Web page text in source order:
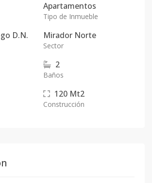
Apartamentos
Tipo de Inmueble
D.N. Mirador Norte
Sector
2
Baños
120 Mt2
Construcción